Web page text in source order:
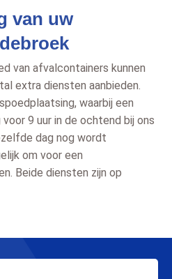
van uw
van afvalcontainers kunnen
extra diensten aanbieden.
waarbij een
9 uur in de ochtend bij ons
dag nog wordt
om voor een
Beide diensten zijn op